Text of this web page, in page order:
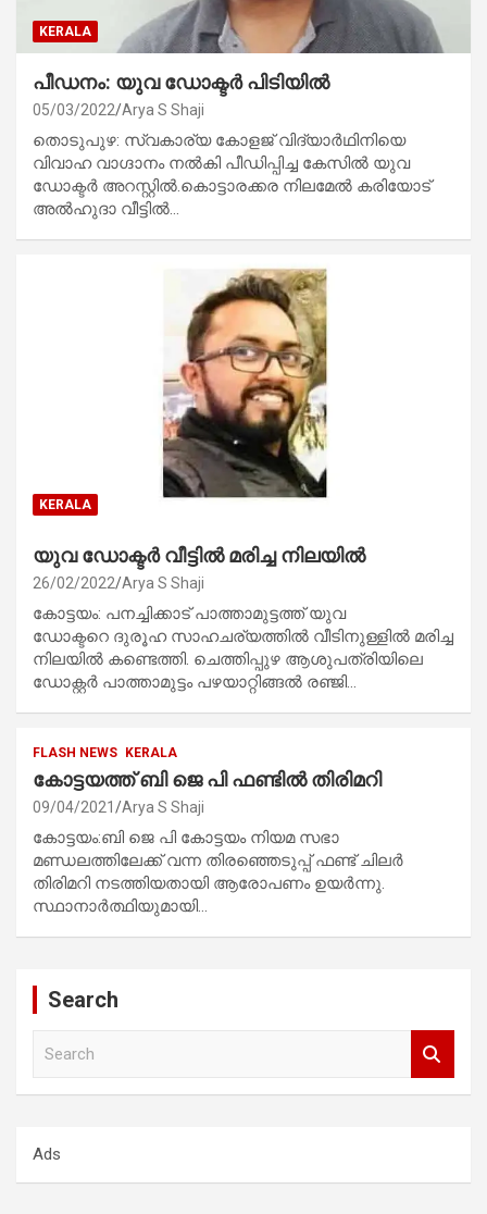
KERALA
പീഡനം: യുവ ഡോക്ടർ പിടിയിൽ
05/03/2022 Arya S Shaji
തൊടുപുഴ: സ്വകാര്യ കോളജ് വിദ്യാര്‍ഥിനിയെ
വിവാഹ വാഗ്ദാനം നല്‍കി പീഡിപ്പിച്ച കേസില്‍ യുവ
ഡോക്ടര്‍ അറസ്റ്റില്‍.കൊട്ടാരക്കര നിലമേല്‍ കരിയോട്
അല്‍ഹുദാ വീട്ടില്‍…
KERALA
യുവ ഡോക്ടർ വീട്ടിൽ മരിച്ച നിലയിൽ
26/02/2022 Arya S Shaji
കോട്ടയം: പനച്ചിക്കാട് പാത്താമുട്ടത്ത് യുവ
ഡോക്ടറെ ദുരൂഹ സാഹചര്യത്തിൽ വീടിനുള്ളിൽ മരിച്ച
നിലയിൽ കണ്ടെത്തി. ചെത്തിപ്പുഴ ആശുപത്രിയിലെ
ഡോക്റ്റർ പാത്താമുട്ടം പഴയാറ്റിങ്ങൽ രഞ്ജി…
FLASH NEWS KERALA
കോട്ടയത്ത് ബി ജെ പി ഫണ്ടിൽ തിരിമറി
09/04/2021 Arya S Shaji
കോട്ടയം:ബി ജെ പി കോട്ടയം നിയമ സഭാ
മണ്ഡലത്തിലേക്ക് വന്ന തിരഞ്ഞെടുപ്പ് ഫണ്ട് ചിലർ
തിരിമറി നടത്തിയതായി ആരോപണം ഉയർന്നു.
സ്ഥാനാർത്ഥിയുമായി…
Search
h
Ads